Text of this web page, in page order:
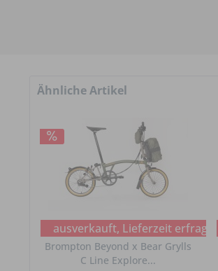
Ähnliche Artikel
ausverkauft, Lieferzeit erfragen
Brompton Beyond x Bear Grylls
C Line Explore...